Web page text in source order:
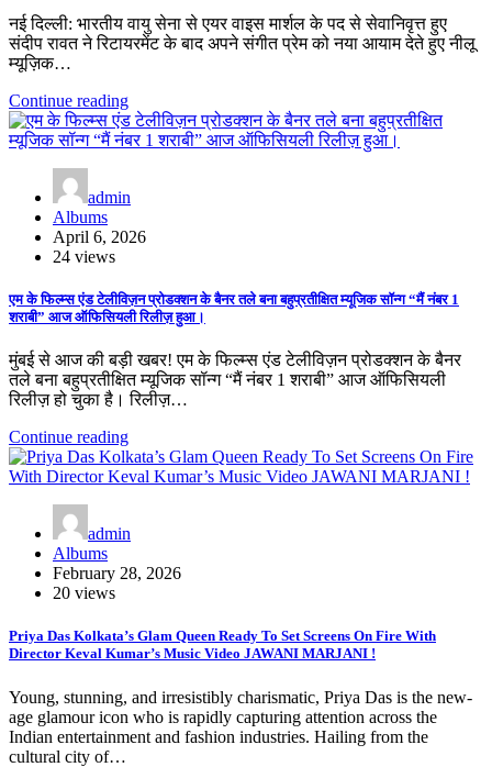
नई दिल्ली: भारतीय वायु सेना से एयर वाइस मार्शल के पद से सेवानिवृत्त हुए
संदीप रावत ने रिटायरमेंट के बाद अपने संगीत प्रेम को नया आयाम देते हुए नीलू
म्यूज़िक…
Continue reading
admin
Albums
April 6, 2026
24 views
एम के फिल्म्स एंड टेलीविज़न प्रोडक्शन के बैनर तले बना बहुप्रतीक्षित म्यूजिक सॉन्ग “मैं नंबर 1
शराबी” आज ऑफिसियली रिलीज़ हुआ।
मुंबई से आज की बड़ी खबर! एम के फिल्म्स एंड टेलीविज़न प्रोडक्शन के बैनर
तले बना बहुप्रतीक्षित म्यूजिक सॉन्ग “मैं नंबर 1 शराबी” आज ऑफिसियली
रिलीज़ हो चुका है। रिलीज़…
Continue reading
admin
Albums
February 28, 2026
20 views
Priya Das Kolkata’s Glam Queen Ready To Set Screens On Fire With
Director Keval Kumar’s Music Video JAWANI MARJANI !
Young, stunning, and irresistibly charismatic, Priya Das is the new-
age glamour icon who is rapidly capturing attention across the
Indian entertainment and fashion industries. Hailing from the
cultural city of…